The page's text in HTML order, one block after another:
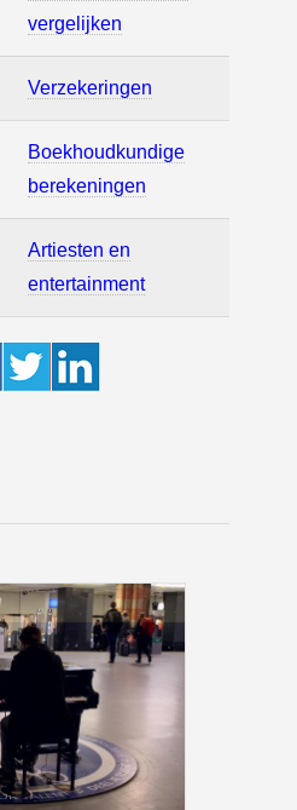
vergelijken
Verzekeringen
Boekhoudkundige
berekeningen
Artiesten en
entertainment